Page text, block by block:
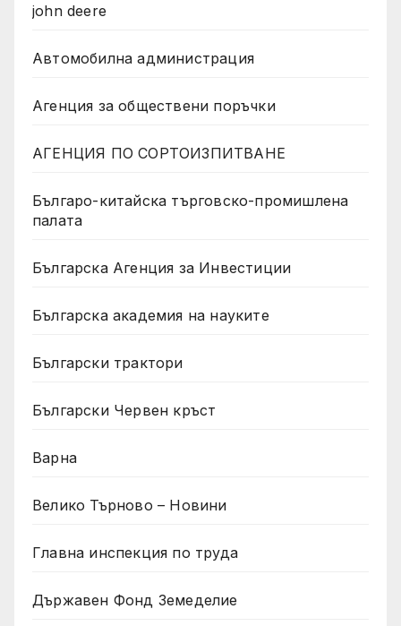
john deere
Автомобилна администрация
Агенция за обществени поръчки
АГЕНЦИЯ ПО СОРТОИЗПИТВАНЕ
Българо-китайска търговско-промишлена
палата
Българска Агенция за Инвестиции
Българска академия на науките
Български трактори
Български Червен кръст
Варна
Велико Търново – Новини
Главна инспекция по труда
Държавен Фонд Земеделие